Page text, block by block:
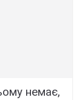
немає,